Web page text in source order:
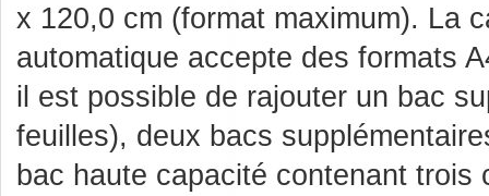
x 120,0 cm (format maximum). La
automatique accepte des formats
il est possible de rajouter un bac
feuilles), deux bacs
bac haute capacité contenant trois